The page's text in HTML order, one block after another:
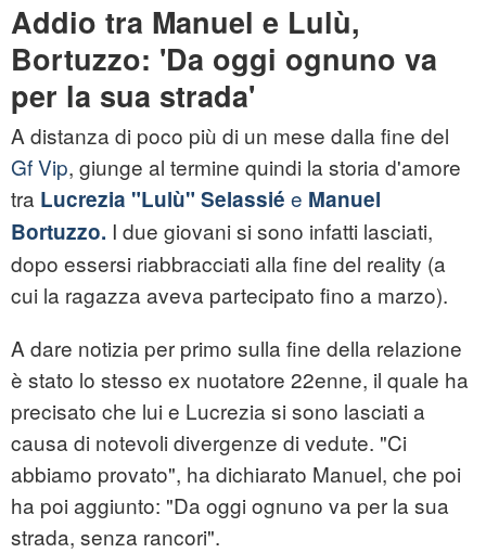
Addio tra Manuel e Lulù,
Bortuzzo: 'Da oggi ognuno va
per la sua strada'
A distanza di poco più di un mese dalla fine del
Gf Vip, giunge al termine quindi la storia d'amore
tra Lucrezia "Lulù" Selassié e Manuel
Bortuzzo. I due giovani si sono infatti lasciati,
dopo essersi riabbracciati alla fine del reality (a
cui la ragazza aveva partecipato fino a marzo).
A dare notizia per primo sulla fine della relazione
è stato lo stesso ex nuotatore 22enne, il quale ha
precisato che lui e Lucrezia si sono lasciati a
causa di notevoli divergenze di vedute. "Ci
abbiamo provato", ha dichiarato Manuel, che poi
ha poi aggiunto: "Da oggi ognuno va per la sua
strada, senza rancori".